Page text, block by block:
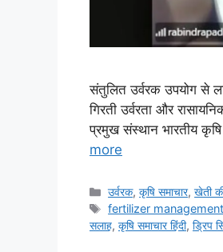
संतुलित उर्वरक उपयोग से
गिरती उर्वरता और
प्रमुख संस्थान भारतीय
more
उर्वरक,कृषि समाचार,खेती
fertilizer
सलाह, कृषि समाचार हिंदी, ड्रिप